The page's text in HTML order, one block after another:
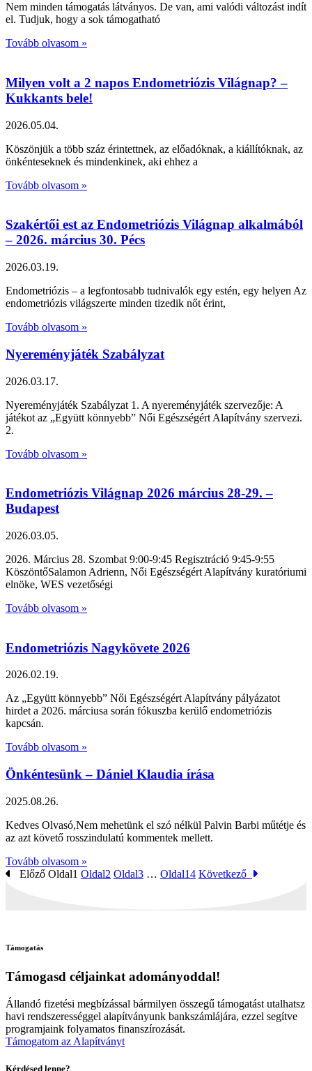
Nem minden támogatás látványos. De van, ami valódi változást indít
el. Tudjuk, hogy a sok támogatható
Tovább olvasom »
Milyen volt a 2 napos Endometriózis Világnap? –
Kukkants bele!
2026.05.04.
Köszönjük a több száz érintettnek, az előadóknak, a kiállítóknak, az
önkénteseknek és mindenkinek, aki ehhez a
Tovább olvasom »
Szakértői est az Endometriózis Világnap alkalmából
– 2026. március 30. Pécs
2026.03.19.
Endometriózis – a legfontosabb tudnivalók egy estén, egy helyen Az
endometriózis világszerte minden tizedik nőt érint,
Tovább olvasom »
Nyereményjáték Szabályzat
2026.03.17.
Nyereményjáték Szabályzat 1. A nyereményjáték szervezője: A
játékot az „Együtt könnyebb” Női Egészségért Alapítvány szervezi.
2.
Tovább olvasom »
Endometriózis Világnap 2026 március 28-29. –
Budapest
2026.03.05.
2026. Március 28. Szombat 9:00-9:45 Regisztráció 9:45-9:55
KöszöntőSalamon Adrienn, Női Egészségért Alapítvány kuratóriumi
elnöke, WES vezetőségi
Tovább olvasom »
Endometriózis Nagykövete 2026
2026.02.19.
Az „Együtt könnyebb” Női Egészségért Alapítvány pályázatot
hirdet a 2026. márciusa során fókuszba kerülő endometriózis
kapcsán.
Tovább olvasom »
Önkéntesünk – Dániel Klaudia írása
2025.08.26.
Kedves Olvasó,Nem mehetünk el szó nélkül Palvin Barbi műtétje és
az azt követő rosszindulatú kommentek mellett.
Tovább olvasom »
Előző Oldal1 Oldal2 Oldal3 … Oldal14 Következő
Támogatás
Támogasd céljainkat adományoddal!
Állandó fizetési megbízással bármilyen összegű támogatást utalhatsz
havi rendszerességgel alapítványunk bankszámlájára, ezzel segítve
programjaink folyamatos finanszírozását.
Támogatom az Alapítványt
Kérdésed lenne?